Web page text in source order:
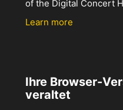
of the Digital Concert
Learn more
Ihre Browser-
veraltet